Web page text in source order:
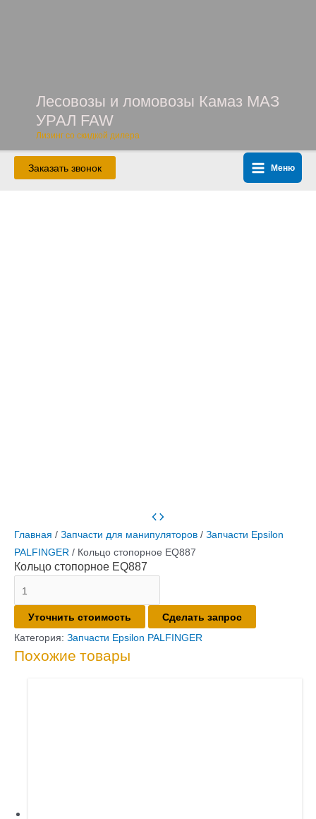
Лесовозы и ломовозы Камаз МАЗ
УРАЛ FAW
Лизинг со скидкой дилера
Заказать звонок
Main
Меню
Главная / Запчасти для манипуляторов / Запчасти Epsilon
PALFINGER / Кольцо стопорное EQ887
Кольцо стопорное EQ887
товара
Кольцо
стопорное
EQ887
Уточнить стоимость
Сделать запрос
Категория: Запчасти Epsilon PALFINGER
Похожие товары